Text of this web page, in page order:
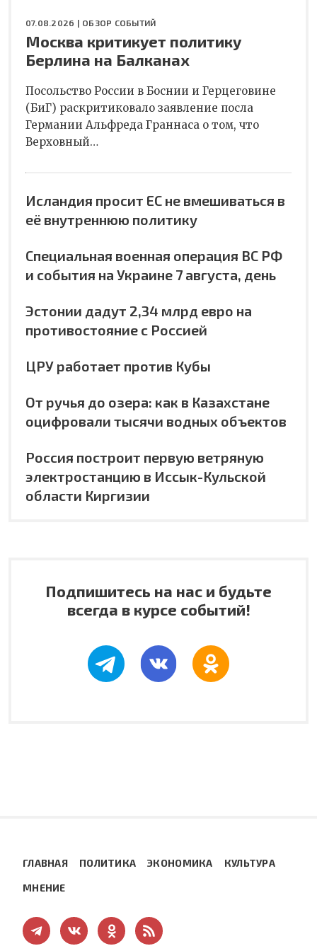
07.08.2026 | ОБЗОР СОБЫТИЙ
Москва критикует политику
Берлина на Балканах
Посольство России в Боснии и Герцеговине
(БиГ) раскритиковало заявление посла
Германии Альфреда Граннаса о том, что
Верховный…
Исландия просит ЕС не вмешиваться в
её внутреннюю политику
Специальная военная операция ВС РФ
и события на Украине 7 августа, день
Эстонии дадут 2,34 млрд евро на
противостояние с Россией
ЦРУ работает против Кубы
От ручья до озера: как в Казахстане
оцифровали тысячи водных объектов
Россия построит первую ветряную
электростанцию в Иссык-Кульской
области Киргизии
Подпишитесь на нас и будьте
всегда в курсе событий!
ГЛАВНАЯ ПОЛИТИКА ЭКОНОМИКА КУЛЬТУРА
МНЕНИЕ